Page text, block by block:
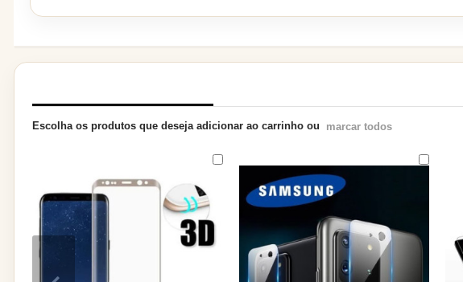
Escolha os produtos que deseja adicionar ao carrinho ou marcar todos